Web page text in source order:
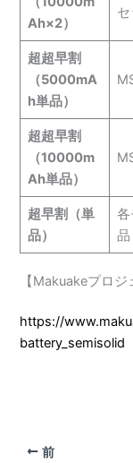
Ah×2）
セ
超超早割
（5000mA
h単品）
超超早割
（10000m
Ah単品）
超早割（単
品）
各
品
【Makuakeプロ
https://
battery_semisolid
前